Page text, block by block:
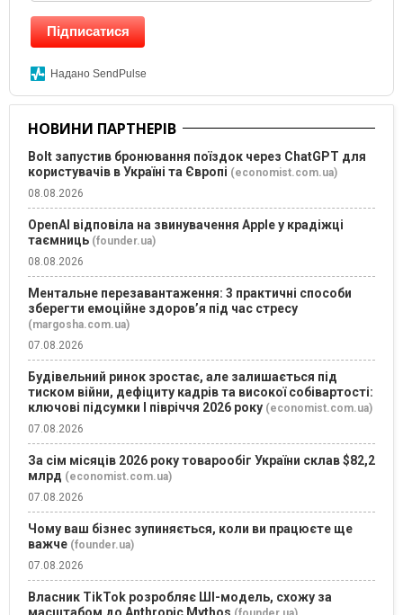
Підписатися
Надано SendPulse
НОВИНИ ПАРТНЕРІВ
Bolt запустив бронювання поїздок через ChatGPT для
користувачів в Україні та Європі (economist.com.ua)
08.08.2026
OpenAI відповіла на звинувачення Apple у крадіжці
таємниць (founder.ua)
08.08.2026
Ментальне перезавантаження: 3 практичні способи
зберегти емоційне здоров’я під час стресу
(margosha.com.ua)
07.08.2026
Будівельний ринок зростає, але залишається під
тиском війни, дефіциту кадрів та високої собівартості:
ключові підсумки І півріччя 2026 року (economist.com.ua)
07.08.2026
За сім місяців 2026 року товарообіг України склав $82,2
млрд (economist.com.ua)
07.08.2026
Чому ваш бізнес зупиняється, коли ви працюєте ще
важче (founder.ua)
07.08.2026
Власник TikTok розробляє ШІ-модель, схожу за